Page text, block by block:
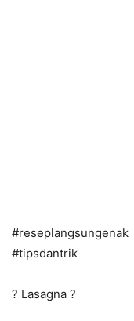
#reseplangsungenak
#tipsdantrik
? Lasagna ?